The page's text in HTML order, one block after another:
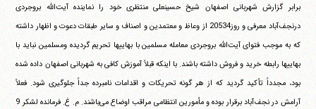
برابر گزارش شهربانى اصفهان شیخ حسینعلى منتظرى خود را نماینده آیت‌الله بروجردى
درنجف‌آباد معرفى و روز20534 از وعاظ و معتمدین و اصناف و سایر طبقات دعوت و اظهار داشته
که به موجب فتواى آیت‌الله بروجردى معامله مسلمین با بهاییها تحریم گردیده ومسلمین نباید با
بهاییها رابطه خرید و فروش داشته باشند. با اینکه قبلاً آموزش کافى به شهربانى اصفهان داده شده
بود، مجدداً تأکید گردید که از هر گونه تحریکات و اقدامات نامبرده جداً جلوگیرى شود. فعلاً
آرامش در نجف‌آباد برقرار بوده و مأمورین انتظامى مراقب اوضاع می‌باشند. م. غ. فرمانده لشکر 9